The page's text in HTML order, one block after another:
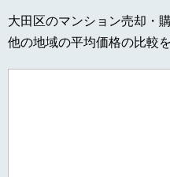
大田区のマンション売却・
他の地域の平均価格の比較